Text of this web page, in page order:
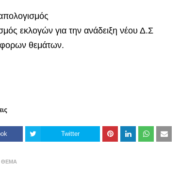
εκλογών για την ανάδειξη νέου Δ.Σ
θεμάτων.
Twitter
ΘΈΜΑ